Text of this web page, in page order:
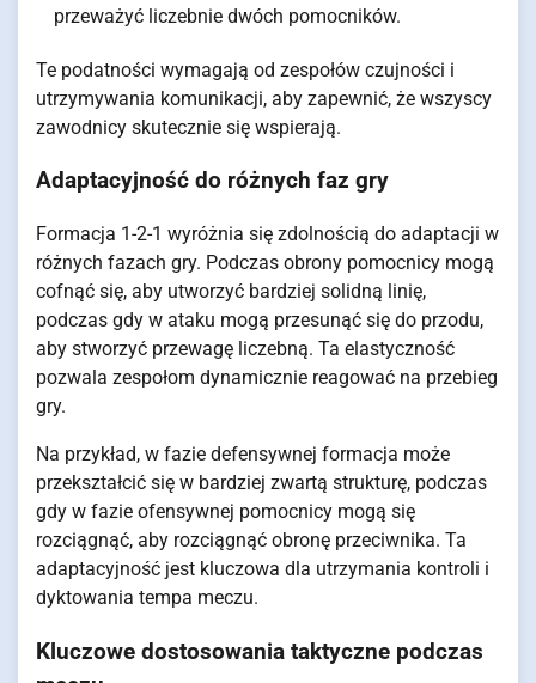
przeważyć liczebnie dwóch pomocników.
Te podatności wymagają od zespołów czujności i
utrzymywania komunikacji, aby zapewnić, że wszyscy
zawodnicy skutecznie się wspierają.
Adaptacyjność do różnych faz gry
Formacja 1-2-1 wyróżnia się zdolnością do adaptacji w
różnych fazach gry. Podczas obrony pomocnicy mogą
cofnąć się, aby utworzyć bardziej solidną linię,
podczas gdy w ataku mogą przesunąć się do przodu,
aby stworzyć przewagę liczebną. Ta elastyczność
pozwala zespołom dynamicznie reagować na przebieg
gry.
Na przykład, w fazie defensywnej formacja może
przekształcić się w bardziej zwartą strukturę, podczas
gdy w fazie ofensywnej pomocnicy mogą się
rozciągnąć, aby rozciągnąć obronę przeciwnika. Ta
adaptacyjność jest kluczowa dla utrzymania kontroli i
dyktowania tempa meczu.
Kluczowe dostosowania taktyczne podczas